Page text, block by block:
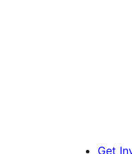
Get